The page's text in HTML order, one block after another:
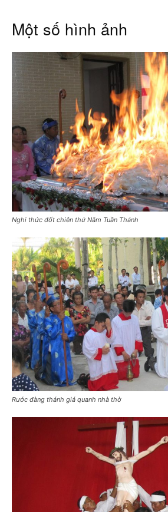
Một số hình ảnh
Nghi thức đốt chiên thứ Năm Tuần Thánh
Rước đàng thánh giá quanh nhà thờ